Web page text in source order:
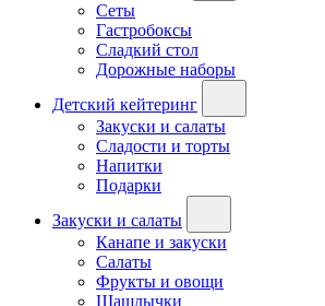
Сеты
Гастробоксы
Сладкий стол
Дорожные наборы
Детский кейтеринг
Закуски и салаты
Сладости и торты
Напитки
Подарки
Закуски и салаты
Канапе и закуски
Салаты
Фрукты и овощи
Шашлычки